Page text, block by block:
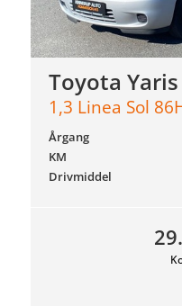
Toyota
1,3 Linea Sol
Årgang
KM
Drivmiddel